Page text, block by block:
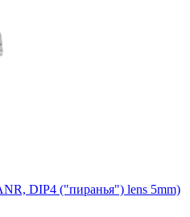
DIP4 ("пиранья") lens 5mm)